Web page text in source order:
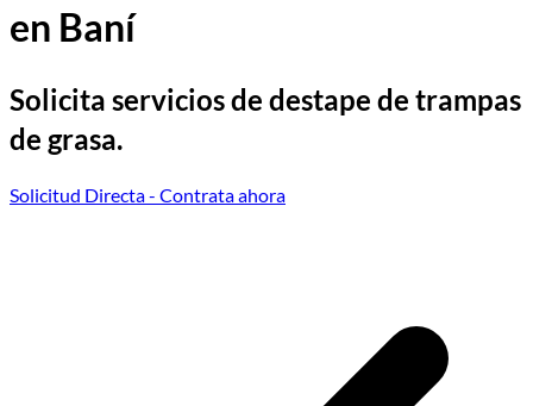
en Baní
Solicita servicios de destape de trampas
de grasa.
Solicitud Directa- Contrata ahora